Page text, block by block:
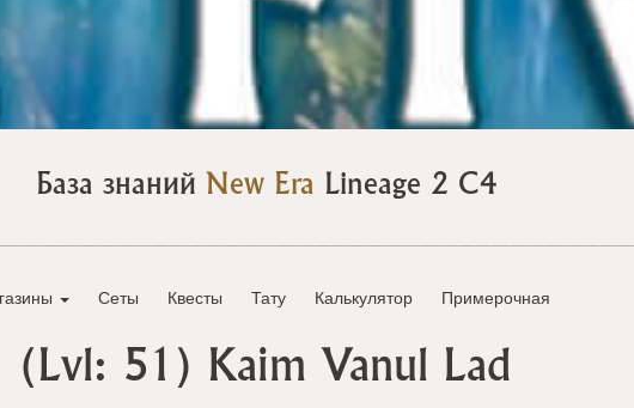
База знаний New Era Lineage 2 C4
Сеты Квесты Тату Калькулятор Примерочная
(Lvl: 51) Kaim Vanul Lad